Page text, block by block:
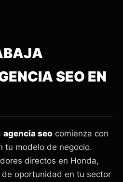
SEO EN
agencia seo comienza con
tu modelo de negocio.
directos en Honda,
oportunidad en tu sector